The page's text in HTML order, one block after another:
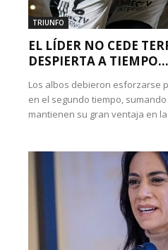
TRIUNFO
EL LÍDER NO CEDE
DESPIERTA A TIEMPO...
Los albos debieron esforzarse
en el segundo tiempo,
mantienen su gran ventaja en